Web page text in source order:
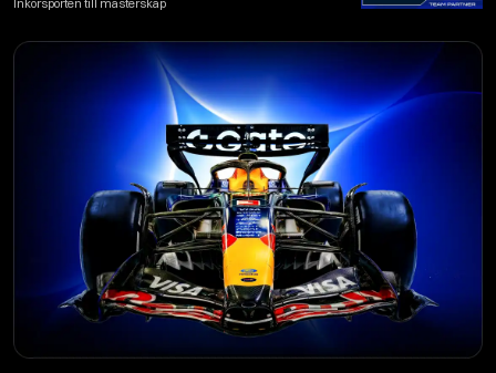
Inkörsporten till mästerskap